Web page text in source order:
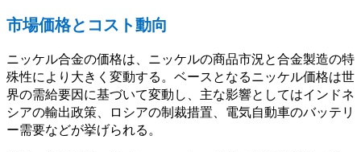
市場価格とコスト動向
ニッケル合金の価格は、ニッケルの商品市況と合金製造の特
殊性により大きく変動する。ベースとなるニッケル価格は世
界の需給要因に基づいて変動し、主な影響としてはインドネ
シアの輸出政策、ロシアの制裁措置、電気自動車のバッテリ
ー需要などが挙げられる。